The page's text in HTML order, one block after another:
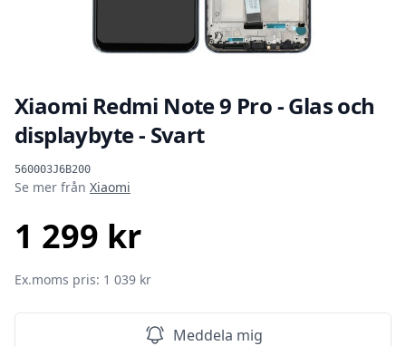
Xiaomi Redmi Note 9 Pro - Glas och
displaybyte - Svart
560003J6B200
Produktinformation
Se mer från Xiaomi
1 299 kr
Ex.moms pris: 1 039 kr
Meddela mig